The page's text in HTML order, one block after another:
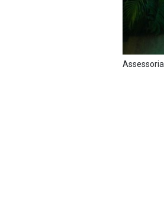
Assessoria